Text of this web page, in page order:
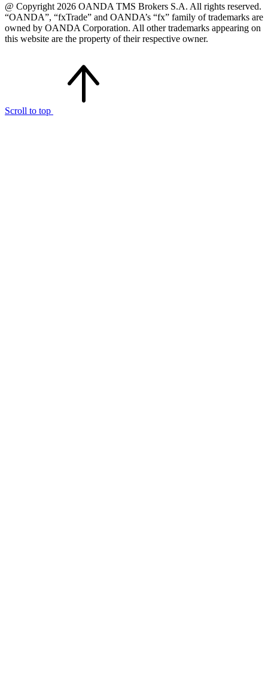
@ Copyright 2026 OANDA TMS Brokers S.A. All rights reserved.
“OANDA”, “fxTrade” and OANDA’s “fx” family of trademarks are
owned by OANDA Corporation. All other trademarks appearing on
this website are the property of their respective owner.
Scroll to top